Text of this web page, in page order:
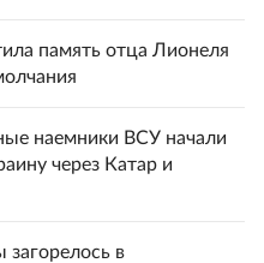
память отца Лионеля
наемники ВСУ начали
через Катар и
в